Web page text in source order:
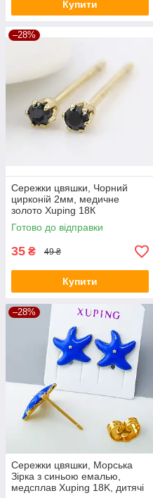
Купити
–28%
Сережки цвяшки, Чорний
цирконій 2мм, медичне
золото Xuping 18К
Готово до відправки
35 ₴ 49 ₴
Купити
–28%
Сережки цвяшки, Морська
Зірка з синьою емалью,
медсплав Xuping 18K, дитячі